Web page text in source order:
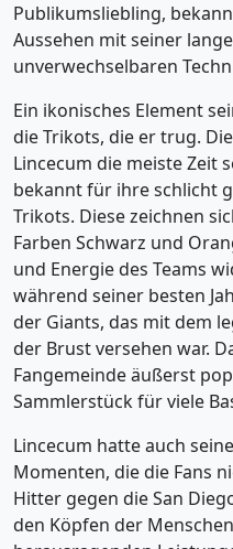
Publikumsliebling,
Aussehen mit seiner
unverwechselbaren
Ein ikonisches Element
die Trikots, die er trug.
Lincecum die meiste Zeit
bekannt für ihre schlicht
Trikots. Diese zeichnen
Farben Schwarz und
und Energie des Teams
während seiner besten
der Giants, das mit dem
der Brust versehen war.
Fangemeinde äußerst
Sammlerstück für viele
Lincecum hatte auch
Momenten, die die Fans
Hitter gegen die San
den Köpfen der